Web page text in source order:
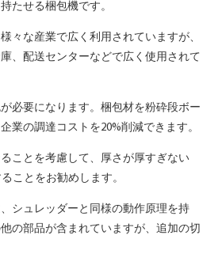
たせる梱包機です。
々な産業で広く利用されていますが、
、配送センターなどで広く使用されて
必要になります。梱包材を粉砕段ボー
業の調達コストを20%削減できます。
ことを考慮して、厚さが厚すぎない
ことをお勧めします。
シュレッダーと同様の動作原理を持
の部品が含まれていますが、追加の切